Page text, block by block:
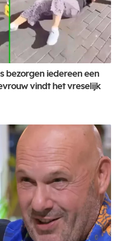
bezorgen iedereen een
vindt het vreselijk